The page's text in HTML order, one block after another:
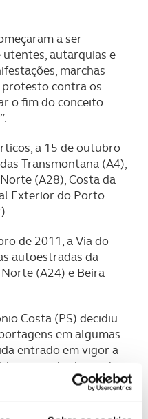
a ser
utentes, autarquias e
marchas
protesto contra os
o fim do conceito
a 15 de outubro
Transmontana (A4),
(A28), Costa da
Exterior do Porto
de 2011, a Via do
autoestradas da
(A24) e Beira
Costa (PS) decidiu
em algumas
entrado em vigor a
por este desconto
Amarante e
e Amarante.